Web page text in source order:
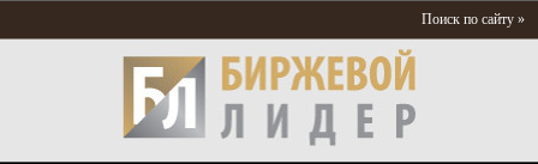
Поиск по сайту »